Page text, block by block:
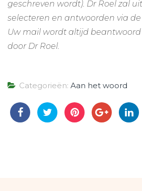
geschreven wordt). Dr Roel zal
selecteren en antwoorden via
Uw mail wordt altijd
door Dr Roel.
Categorieën: Aan het woord